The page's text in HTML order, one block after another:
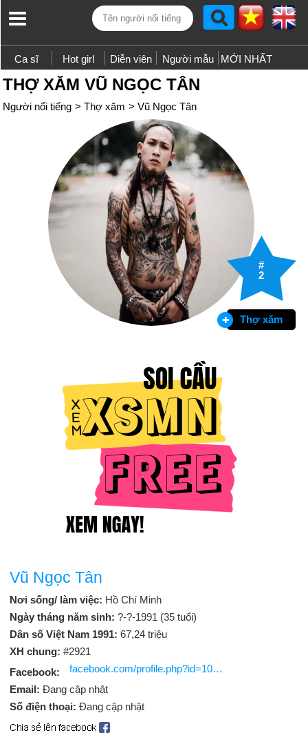
Ca sĩ Hot girl Diễn viên Người mẫu MỚI NHẤT
THỢ XĂM VŨ NGỌC TÂN
Người nổi tiếng > Thợ xăm > Vũ Ngọc Tân
#
2
Thợ xăm
Vũ Ngọc Tân
Nơi sống/ làm việc: Hồ Chí Minh
Ngày tháng năm sinh: ?-?-1991 (35 tuổi)
Dân số Việt Nam 1991: 67,24 triệu
XH chung: #2921
Facebook:
facebook.com/profile.php?id=100006783331269
Email: Đang cập nhật
Số điện thoại: Đang cập nhật